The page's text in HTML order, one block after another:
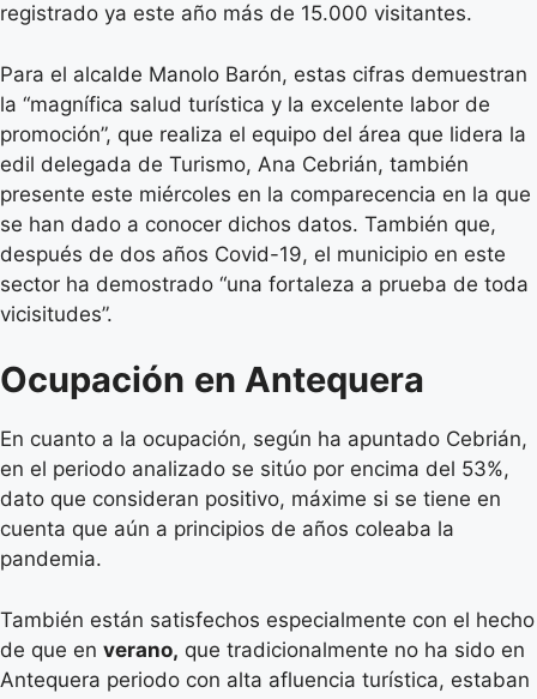
registrado ya este año más de 15.000 visitantes.
Para el alcalde Manolo Barón, estas cifras demuestran
la “magnífica salud turística y la excelente labor de
promoción”, que realiza el equipo del área que lidera la
edil delegada de Turismo, Ana Cebrián, también
presente este miércoles en la comparecencia en la que
se han dado a conocer dichos datos. También que,
después de dos años Covid-19, el municipio en este
sector ha demostrado “una fortaleza a prueba de toda
vicisitudes”.
Ocupación en Antequera
En cuanto a la ocupación, según ha apuntado Cebrián,
en el periodo analizado se sitúo por encima del 53%,
dato que consideran positivo, máxime si se tiene en
cuenta que aún a principios de años coleaba la
pandemia.
También están satisfechos especialmente con el hecho
de que en verano, que tradicionalmente no ha sido en
Antequera periodo con alta afluencia turística, estaban